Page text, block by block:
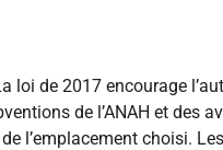
loi de 2017 encourage
de l’ANAH et des
l’emplacement choisi.